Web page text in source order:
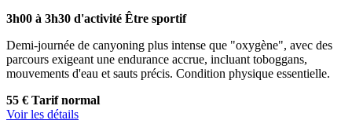
3h00 à 3h30 d'activité Être sportif
Demi-journée de canyoning plus intense que "oxygène", avec des
parcours exigeant une endurance accrue, incluant toboggans,
mouvements d'eau et sauts précis. Condition physique essentielle.
55 € Tarif normal
Voir les détails